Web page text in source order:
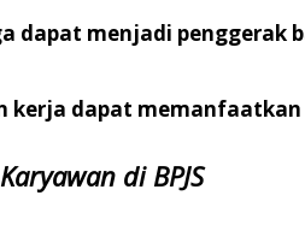
dapat menjadi penggerak
kerja dapat
di BPJS